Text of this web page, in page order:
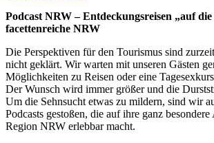
Podcast NRW – Entdeckungsreisen „auf
facettenreiche NRW
Die Perspektiven für den Tourismus sind
nicht geklärt. Wir warten mit unseren Gästen
Möglichkeiten zu Reisen oder eine
Der Wunsch wird immer größer und die
Um die Sehnsucht etwas zu mildern, sind wir
Podcasts gestoßen, die auf ihre ganz
Region NRW erlebbar macht.